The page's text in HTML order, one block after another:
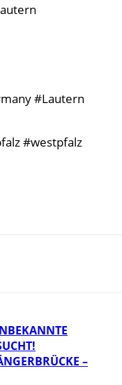
#Lautern
#westpfalz
– B